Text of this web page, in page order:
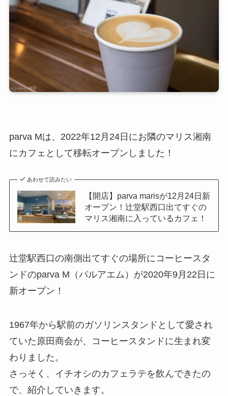
parva Mは、2022年12月24日にお隣のマリス湘南
にカフェとして移転オープンしました！
あわせて読みたい
【開店】parva marisが12月24日新
オープン！辻堂駅西口出てすぐの
マリス湘南に入っているカフェ！
辻堂駅西口の南側出てすぐの場所にコーヒースタ
ンドのparva M（パルアエム）が2020年9月22日に
新オープン！
1967年から駅前のガソリンスタンドとして愛され
ていた原田商会が、コーヒースタンドに生まれ変
わりました。
さっそく、イチオシのカフェラテを飲んできたの
で、紹介していきます。